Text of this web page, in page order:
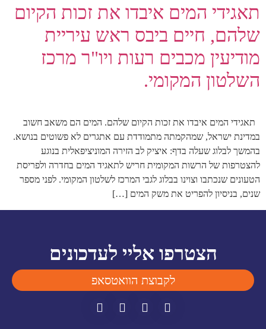
תאגידי המים איבדו את זכות הקיום
שלהם, חיים ביבס ראש עיריית
מודיעין מכבים רעות ויו"ר מרכז
השלטון המקומי.
תאגידי המים איבדו את זכות הקיום שלהם. המים הם משאב חשוב
במדינת ישראל, שמהקמתה מתמודדת עם אתגרים לא פשוטים בנושא.
בהמשך לבלוג שעלה בדף: איציק לב הזירה המוניציפאלית בנוגע
להצטרפות של הרשות המקומית חריש לתאגיד המים בחדרה ולפריסת
הטעונים שנכתבו וצוינו בבלוג לגבי המרכז לשלטון המקומי. לפני מספר
שנים, בניסיון להפריט את משק המים […]
הצטרפו אליי לעדכונים
לקבוצת הוואטסאפ